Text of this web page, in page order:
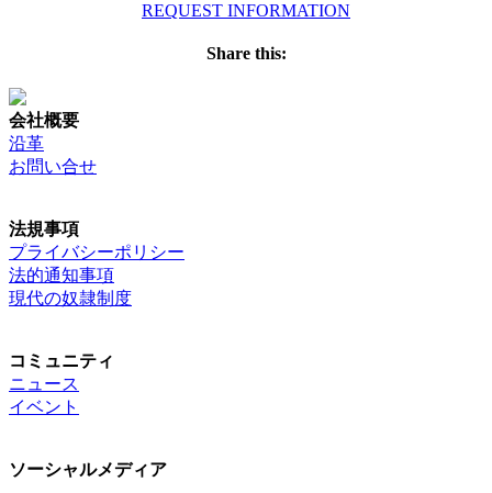
REQUEST INFORMATION
Share this:
会社概要
沿革
お問い合せ
法規事項
プライバシーポリシー
法的通知事項
現代の奴隷制度
コミュニティ
ニュース
イベント
ソーシャルメディア